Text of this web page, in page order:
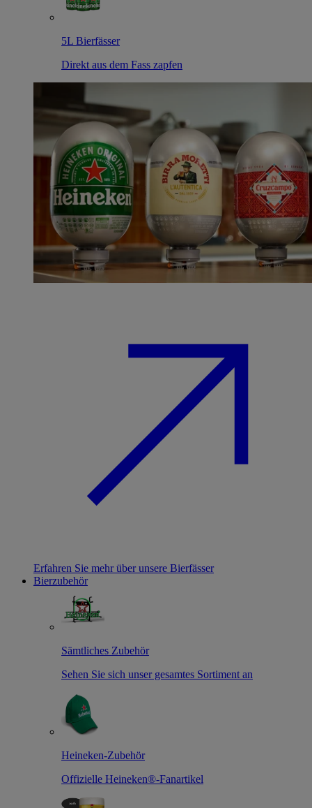
5L Bierfässer
Direkt aus dem Fass zapfen
Erfahren Sie mehr über unsere Bierfässer
Bierzubehör
Sämtliches Zubehör
Sehen Sie sich unser gesamtes Sortiment an
Heineken-Zubehör
Offizielle Heineken®-Fanartikel